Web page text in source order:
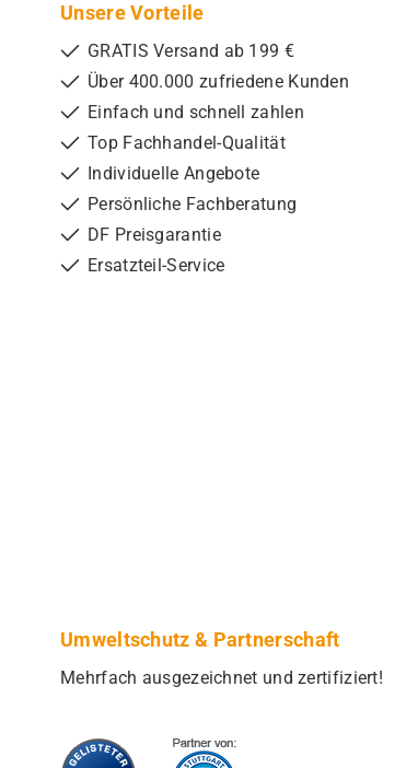
Unsere Vorteile
GRATIS Versand ab 199 €
Über 400.000 zufriedene Kunden
Einfach und schnell zahlen
Top Fachhandel-Qualität
Individuelle Angebote
Persönliche Fachberatung
DF Preisgarantie
Ersatzteil-Service
Umweltschutz & Partnerschaft
Mehrfach ausgezeichnet und zertifiziert!